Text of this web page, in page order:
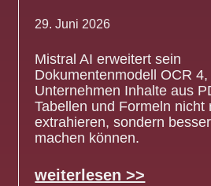
29. Juni 2026
Mistral AI erweitert sein
Dokumentenmodell OCR
Unternehmen Inhalte aus
Tabellen und Formeln nicht
extrahieren, sondern
machen können.
weiterlesen >>